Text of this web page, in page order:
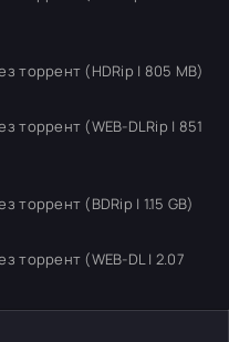
торрент (HDRip | 805 MB)
торрент (WEB-DLRip | 851
торрент (BDRip | 1.15 GB)
торрент (WEB-DL | 2.07